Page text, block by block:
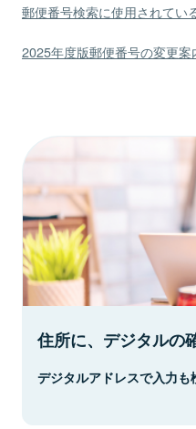
郵便番号検索に使用されてい
2025年度版郵便番号の変更案
住所に、デジタルの
デジタルアドレスで入力も